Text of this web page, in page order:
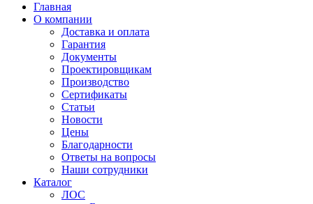
Главная
О компании
Доставка и оплата
Гарантия
Документы
Проектировщикам
Производство
Сертификаты
Статьи
Новости
Цены
Благодарности
Ответы на вопросы
Наши сотрудники
Каталог
ЛОС